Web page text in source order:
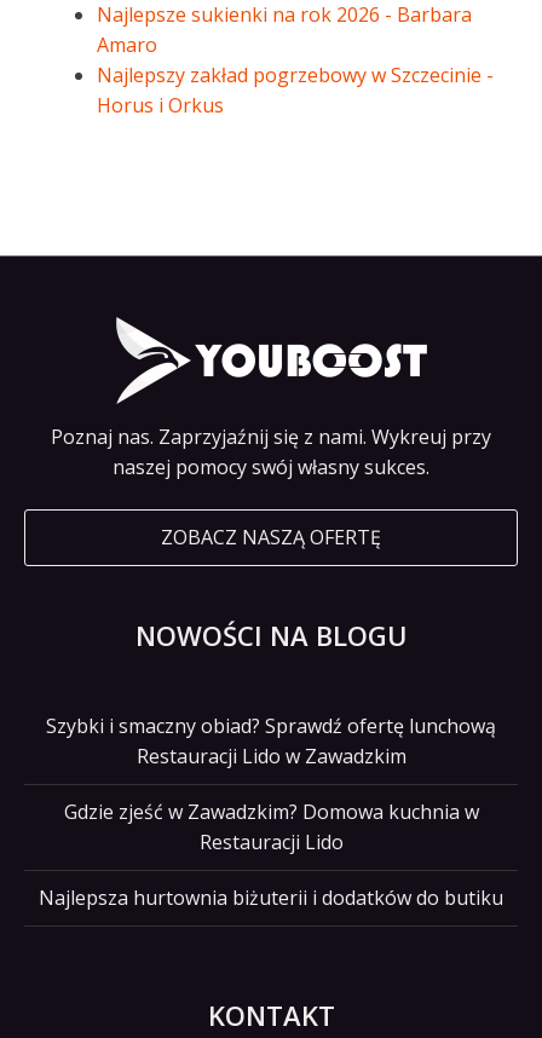
Najlepsze sukienki na rok 2026 - Barbara
Amaro
Najlepszy zakład pogrzebowy w Szczecinie -
Horus i Orkus
Poznaj nas. Zaprzyjaźnij się z nami. Wykreuj przy
naszej pomocy swój własny sukces.
ZOBACZ NASZĄ OFERTĘ
NOWOŚCI NA BLOGU
Szybki i smaczny obiad? Sprawdź ofertę lunchową
Restauracji Lido w Zawadzkim
Gdzie zjeść w Zawadzkim? Domowa kuchnia w
Restauracji Lido
Najlepsza hurtownia biżuterii i dodatków do butiku
KONTAKT